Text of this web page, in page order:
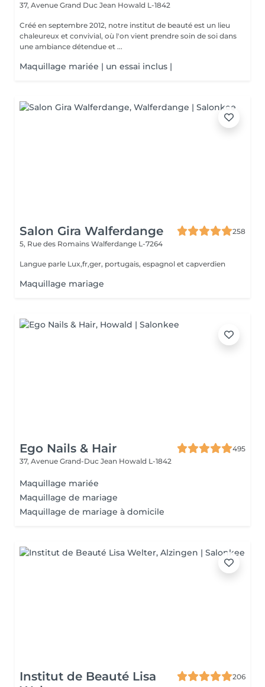
37, Avenue Grand Duc Jean Howald L-1842
Créé en septembre 2012, notre institut de beauté est un lieu
chaleureux et convivial, où l'on vient prendre soin de soi dans
une ambiance détendue et ...
Maquillage mariée | un essai inclus |
Salon Gira Walferdange
258
5, Rue des Romains Walferdange L-7264
Langue parle Lux,fr,ger, portugais, espagnol et capverdien
Maquillage mariage
Ego Nails & Hair
495
37, Avenue Grand-Duc Jean Howald L-1842
Maquillage mariée
Maquillage de mariage
Maquillage de mariage à domicile
Institut de Beauté Lisa
206